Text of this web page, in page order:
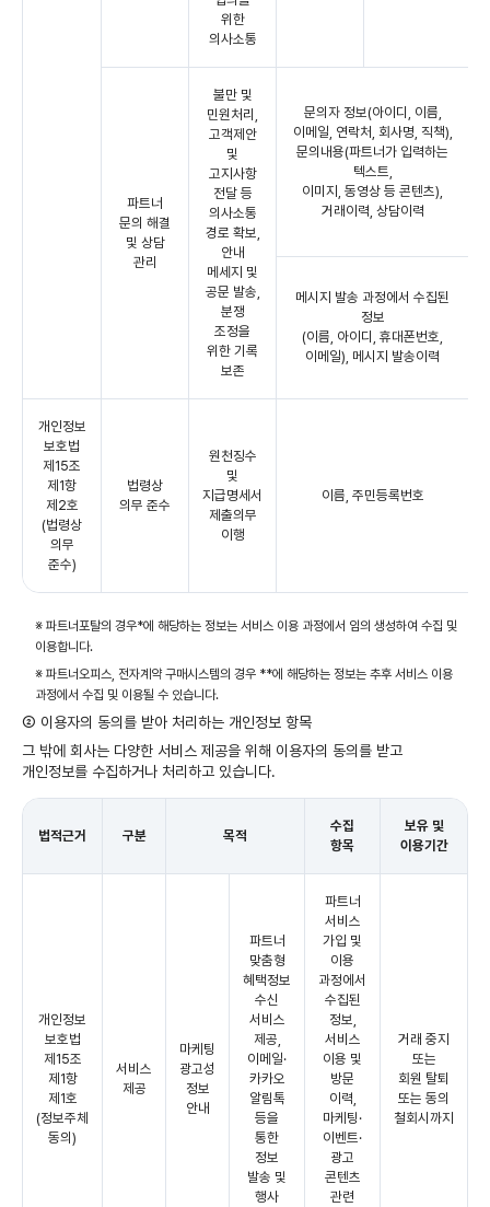
위한
의사소통
파트너
문의 해결
및 상담
관리
불만 및
민원처리,
고객제안
및
고지사항
전달 등
의사소통
경로 확보,
안내
메세지 및
공문 발송,
분쟁
조정을
위한 기록
보존
문의자 정보(아이디, 이름,
이메일, 연락처, 회사명, 직책),
문의내용(파트너가 입력하는
텍스트,
이미지, 동영상 등 콘텐츠),
거래이력, 상담이력
메시지 발송 과정에서 수집된
정보
(이름, 아이디, 휴대폰번호,
이메일), 메시지 발송이력
개인정보
보호법
제15조
제1항
제2호
(법령상
의무
준수)
법령상
의무 준수
원천징수
및
지급명세서
제출의무
이행
이름, 주민등록번호
※ 파트너포탈의 경우*에 해당하는 정보는 서비스 이용 과정에서 임의 생성하여 수집 및
이용합니다.
※ 파트너오피스, 전자계약 구매시스템의 경우 **에 해당하는 정보는 추후 서비스 이용
과정에서 수집 및 이용될 수 있습니다.
② 이용자의 동의를 받아 처리하는 개인정보 항목
그 밖에 회사는 다양한 서비스 제공을 위해 이용자의 동의를 받고
개인정보를 수집하거나 처리하고 있습니다.
법적근거 구분 목적
수집
항목
보유 및
이용기간
개인정보
보호법
제15조
제1항
제1호
(정보주체
동의)
서비스
제공
마케팅
광고성
정보
안내
파트너
맞춤형
혜택정보
수신
서비스
제공,
이메일·
카카오
알림톡
등을
통한
정보
발송 및
행사
파트너
서비스
가입 및
이용
과정에서
수집된
정보,
서비스
이용 및
방문
이력,
마케팅·
이벤트·
광고
콘텐츠
관련
거래 중지
또는
회원 탈퇴
또는 동의
철회시까지